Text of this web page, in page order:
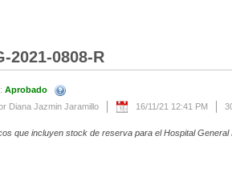
2021-0808-R
Aprobado
Diana Jazmin Jaramillo
16/11/21 12:41 PM
que incluyen stock de reserva para el Hospital General